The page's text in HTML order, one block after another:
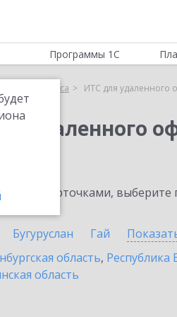
Программы 1С
офиса ИТС для удаленного
удаленного
карточками, выберите
Бугуруслан Гай
область, Республика
область